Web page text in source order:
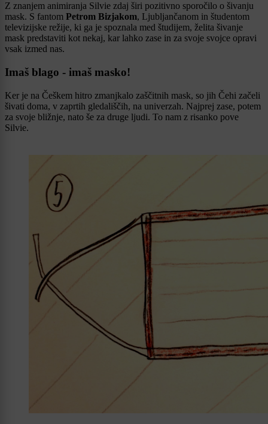
Z znanjem animiranja Silvie zdaj širi pozitivno sporočilo o šivanju
mask. S fantom Petrom Bizjakom, Ljubljančanom in študentom
televizijske režije, ki ga je spoznala med študijem, želita šivanje
mask predstaviti kot nekaj, kar lahko zase in za svoje svojce opravi
vsak izmed nas.
Imaš blago - imaš masko!
Ker je na Češkem hitro zmanjkalo zaščitnih mask, so jih Čehi začeli
šivati doma, v zaprtih gledališčih, na univerzah. Najprej zase, potem
za svoje bližnje, nato še za druge ljudi. To nam z risanko pove
Silvie.